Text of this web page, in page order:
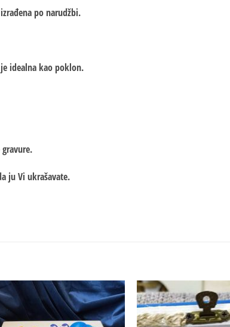
po narudžbi.
idealna kao poklon.
ju Vi ukrašavate.